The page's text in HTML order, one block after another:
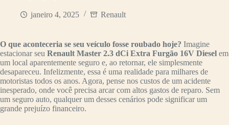
janeiro 4, 2025 Renault
O que aconteceria se seu veículo fosse roubado hoje? Imagine
estacionar seu Renault Master 2.3 dCi Extra Furgão 16V Diesel em
um local aparentemente seguro e, ao retornar, ele simplesmente
desapareceu. Infelizmente, essa é uma realidade para milhares de
motoristas todos os anos. Agora, pense nos custos de um acidente
inesperado, onde você precisa arcar com altos gastos de reparo. Sem
um seguro auto, qualquer um desses cenários pode significar um
grande prejuízo financeiro.